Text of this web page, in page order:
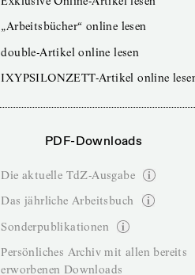
„Arbeitsbücher“ online lesen
double-Artikel online lesen
IXYPSILONZETT-Artikel online
PDF-Downloads
Die aktuelle TdZ-Ausgabe
Das jährliche Arbeitsbuch
Sonderpublikationen
Persönliches Archiv mit allen bereits
erworbenen Downloads